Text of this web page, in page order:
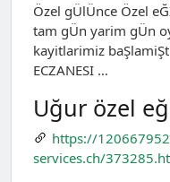
Özel gÜlÜnce Özel
tam gÜn yarim gÜn
kayitlarimiz
ECZANESI …
Uğur özel
https://
services.ch/